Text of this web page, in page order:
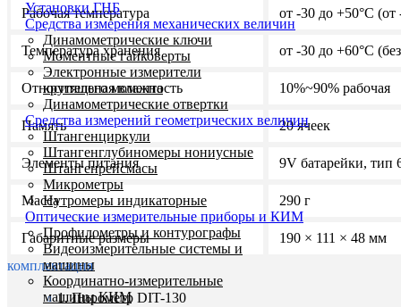
Установки ГНБ
Средства измерения механических величин
Динамометрические ключи
Моментные гайковерты
Электронные измерители
крутящего момента
Динамометрические отвертки
Средства измерений геометрических величин
Штангенциркули
Штангенглубиномеры нониусные
Штангенрейсмасы
Микрометры
Нутромеры индикаторные
Оптические измерительные приборы и КИМ
Профилометры и контурографы
Видеоизмерительные системы и
машины
Координатно-измерительные
машины КИМ
Рабочая температура от -30 до +50°C
Температура хранения от -30 до +60°C
Относительная влажность 10%~90% рабочая
Память 20 ячеек
Элементы питания 9V батарейки, тип
Масса 290 г
Габаритные размеры
190 × 111 × 48 мм
комплектация
1. Пирометр DIT-130